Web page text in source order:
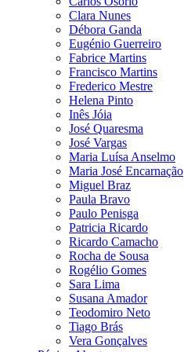
Clara Nunes
Débora Ganda
Eugénio Guerreiro
Fabrice Martins
Francisco Martins
Frederico Mestre
Helena Pinto
Inês Jóia
José Quaresma
José Vargas
Maria Luísa Anselmo
Maria José Encarnação
Miguel Braz
Paula Bravo
Paulo Penisga
Patricia Ricardo
Ricardo Camacho
Rocha de Sousa
Rogélio Gomes
Sara Lima
Susana Amador
Teodomiro Neto
Tiago Brás
Vera Gonçalves